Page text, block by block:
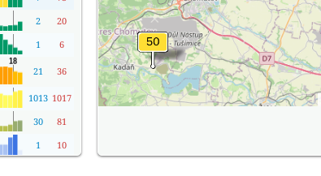
2
20
1 6
21 36
1013 1017
30
81
1 10